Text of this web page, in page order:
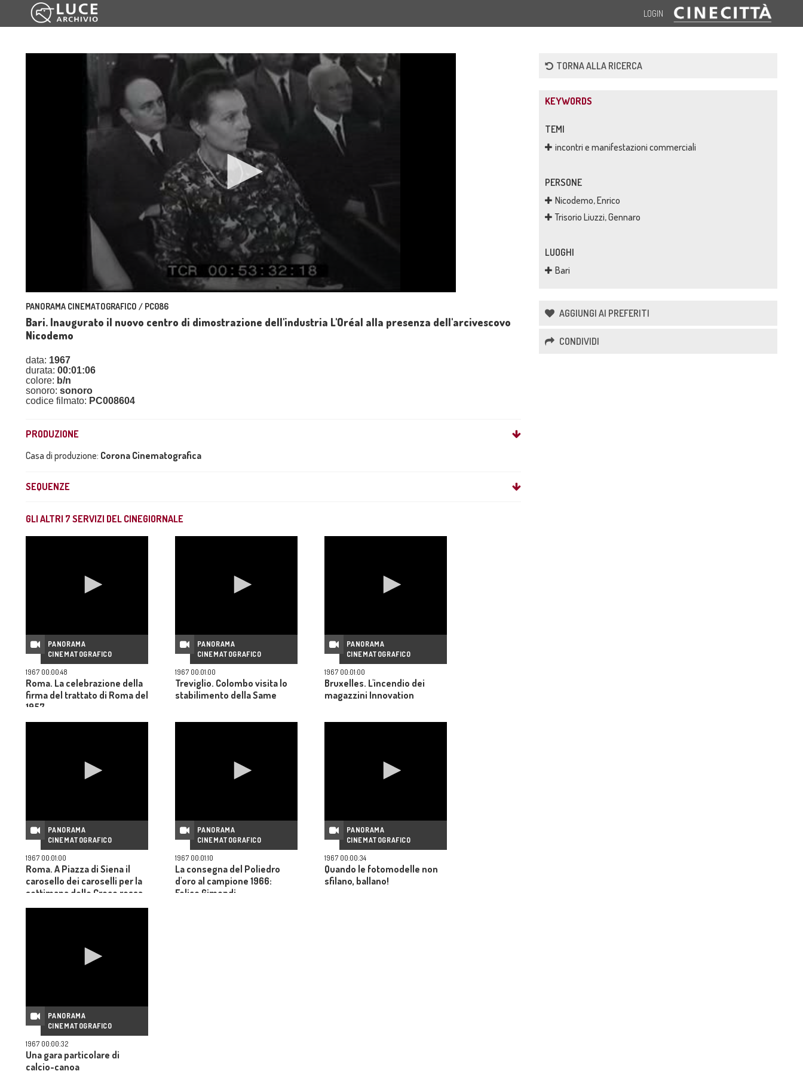
LOGIN
PANORAMA CINEMATOGRAFICO / PC086
Bari. Inaugurato il nuovo centro di dimostrazione dell'industria L'Oréal alla presenza dell'arcivescovo
Nicodemo
data: 1967
durata: 00:01:06
colore: b/n
sonoro: sonoro
codice filmato: PC008604
PRODUZIONE
Casa di produzione: Corona Cinematografica
SEQUENZE
GLI ALTRI 7 SERVIZI DEL CINEGIORNALE
PANORAMA
CINEMATOGRAFICO
1967 00:00:48
Roma. La celebrazione della
firma del trattato di Roma del
1957
PANORAMA
CINEMATOGRAFICO
1967 00:01:00
Treviglio. Colombo visita lo
stabilimento della Same
PANORAMA
CINEMATOGRAFICO
1967 00:01:00
Bruxelles. L'incendio dei
magazzini Innovation
PANORAMA
CINEMATOGRAFICO
1967 00:01:00
Roma. A Piazza di Siena il
carosello dei caroselli per la
settimana delle Croce rossa
PANORAMA
CINEMATOGRAFICO
1967 00:01:10
La consegna del Poliedro
d'oro al campione 1966:
Felice Gimondi
PANORAMA
CINEMATOGRAFICO
1967 00:00:34
Quando le fotomodelle non
sfilano, ballano!
PANORAMA
CINEMATOGRAFICO
1967 00:00:32
Una gara particolare di
calcio-canoa
TORNA ALLA RICERCA
KEYWORDS
TEMI
incontri e manifestazioni commerciali
PERSONE
Nicodemo, Enrico
Trisorio Liuzzi, Gennaro
LUOGHI
Bari
AGGIUNGI AI PREFERITI
CONDIVIDI